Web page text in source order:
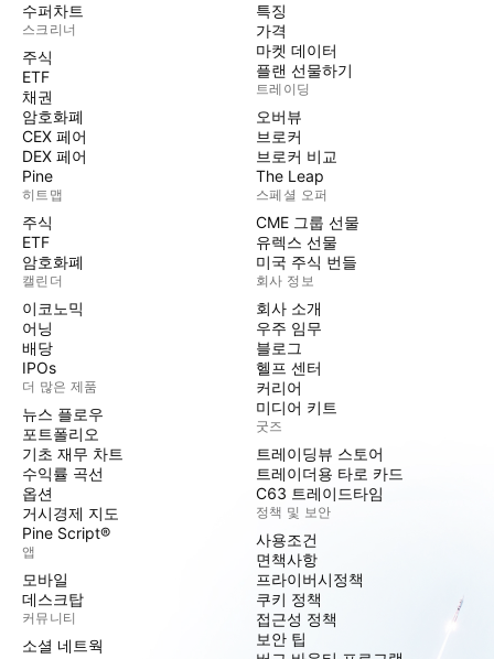
수퍼차트
스크리너
주식
ETF
채권
암호화폐
CEX 페어
DEX 페어
Pine
히트맵
주식
ETF
암호화폐
캘린더
이코노믹
어닝
배당
IPOs
더 많은 제품
뉴스 플로우
포트폴리오
기초 재무 차트
수익률 곡선
옵션
거시경제 지도
Pine Script®
앱
모바일
데스크탑
커뮤니티
소셜 네트웍
특징
가격
마켓 데이터
플랜 선물하기
트레이딩
오버뷰
브로커
브로커 비교
The Leap
스페셜 오퍼
CME 그룹 선물
유렉스 선물
미국 주식 번들
회사 정보
회사 소개
우주 임무
블로그
헬프 센터
커리어
미디어 키트
굿즈
트레이딩뷰 스토어
트레이더용 타로 카드
C63 트레이드타임
정책 및 보안
사용조건
면책사항
프라이버시정책
쿠키 정책
접근성 정책
보안 팁